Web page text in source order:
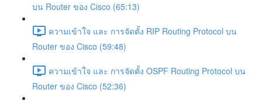
บน Router ของ Cisco (65:13)
ความเข้าใจ และ การจัดตั้ง RIP Routing Protocol บน
Router ของ Cisco (59:48)
ความเข้าใจ และ การจัดตั้ง OSPF Routing Protocol บน
Router ของ Cisco (52:36)